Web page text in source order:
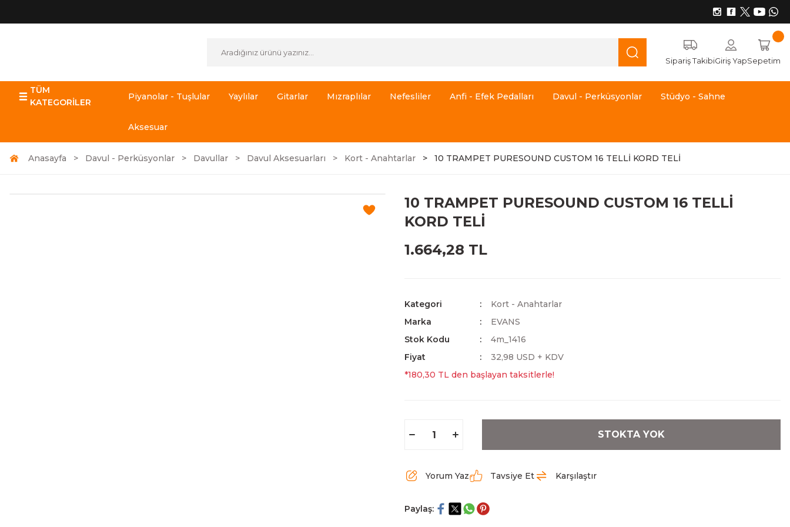
Sipariş TakibiGiriş YapSepetim
TÜM
KATEGORİLER
Piyanolar - Tuşlular Yaylılar Gitarlar Mızraplılar Nefesliler Anfi - Efek Pedalları Davul - Perküsyonlar Stüdyo - Sahne
Aksesuar
Anasayfa Davul - Perküsyonlar Davullar Davul Aksesuarları Kort - Anahtarlar 10 TRAMPET PURESOUND CUSTOM 16 TELLİ KORD TELİ
10 TRAMPET PURESOUND CUSTOM 16 TELLİ
KORD TELİ
1.664,28 TL
Kategori
Kort - Anahtarlar
Marka
EVANS
Stok Kodu
4m_1416
Fiyat
32,98 USD + KDV
*180,30 TL den başlayan taksitlerle!
STOKTA YOK
Yorum Yaz Tavsiye Et Karşılaştır
Paylaş: